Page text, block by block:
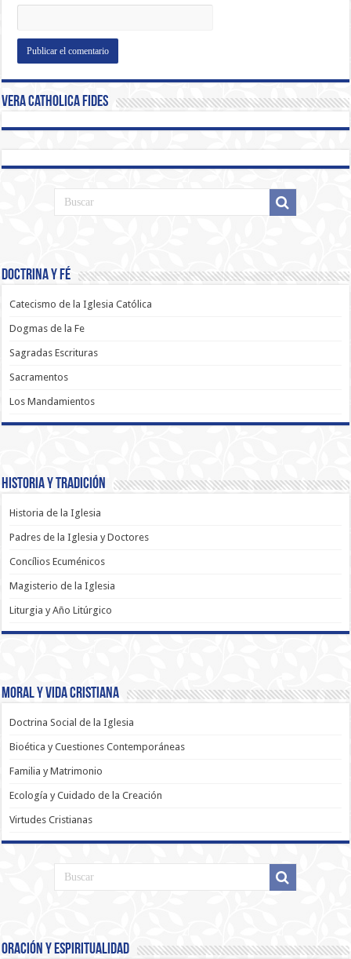
Vera Catholica Fides
Doctrina y Fé
Catecismo de la Iglesia Católica
Dogmas de la Fe
Sagradas Escrituras
Sacramentos
Los Mandamientos
Historia y Tradición
Historia de la Iglesia
Padres de la Iglesia y Doctores
Concílios Ecuménicos
Magisterio de la Iglesia
Liturgia y Año Litúrgico
Moral y Vida Cristiana
Doctrina Social de la Iglesia
Bioética y Cuestiones Contemporáneas
Familia y Matrimonio
Ecología y Cuidado de la Creación
Virtudes Cristianas
Oración y Espiritualidad